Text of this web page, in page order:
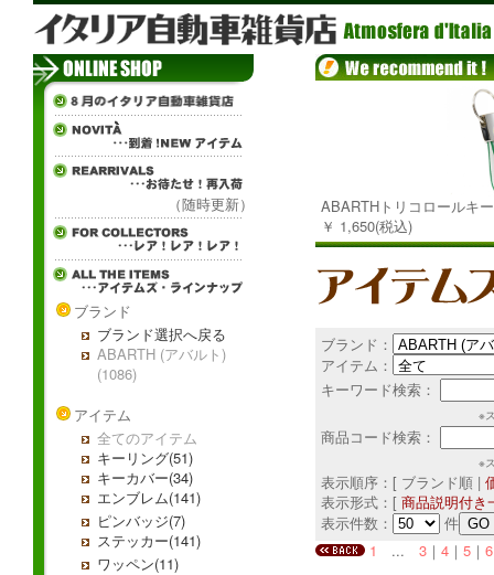
（随時更新）
ブランド
ブランド選択へ戻る
ABARTH (アバルト)
(1086)
アイテム
全てのアイテム
キーリング(51)
キーカバー(34)
エンブレム(141)
ピンバッジ(7)
ステッカー(141)
ワッペン(11)
ABARTHトリコロールキ
￥ 1,650(税込)
ブランド：
アイテム：
キーワード検索：
※
商品コード検索：
※
表示順序：[ ブランド順 |
表示形式：[ 商品説明付き
表示件数：
件
1
... 3 ｜ 4 ｜ 5 ｜ 6